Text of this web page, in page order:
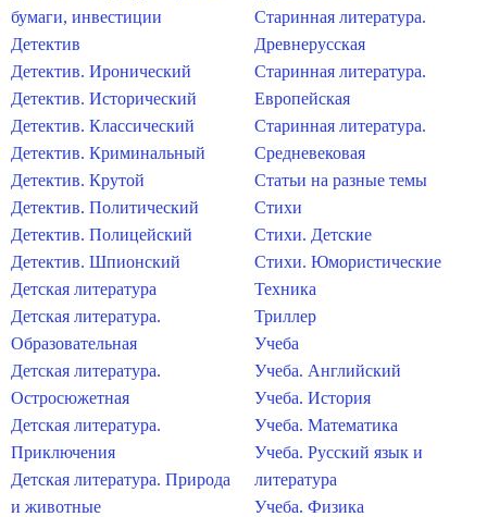
бумаги, инвестиции
Детектив
Детектив. Иронический
Детектив. Исторический
Детектив. Классический
Детектив. Криминальный
Детектив. Крутой
Детектив. Политический
Детектив. Полицейский
Детектив. Шпионский
Детская литература
Детская литература.
Образовательная
Детская литература.
Остросюжетная
Детская литература.
Приключения
Детская литература. Природа
и животные
Старинная литература.
Древнерусская
Старинная литература.
Европейская
Старинная литература.
Средневековая
Статьи на разные темы
Стихи
Стихи. Детские
Стихи. Юмористические
Техника
Триллер
Учеба
Учеба. Английский
Учеба. История
Учеба. Математика
Учеба. Русский язык и
литература
Учеба. Физика